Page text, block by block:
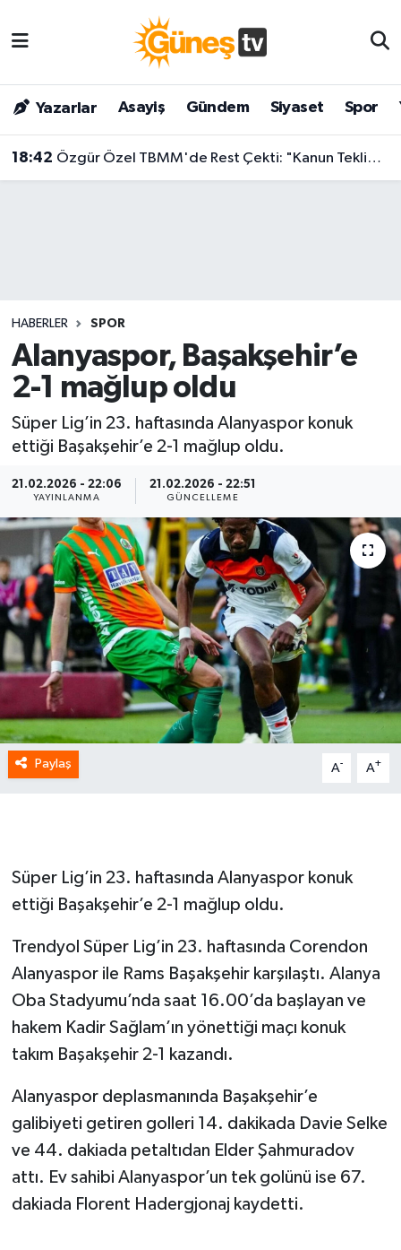
Yazarlar Asayiş Gündem Siyaset Spor
18:42 Özgür Özel TBMM'de Rest Çekti: "Kanun Teklifine İmza Atma Niyetimiz Yok!"
HABERLER SPOR
Alanyaspor, Başakşehir’e
2-1 mağlup oldu
Süper Lig’in 23. haftasında Alanyaspor konuk
ettiği Başakşehir’e 2-1 mağlup oldu.
21.02.2026 - 22:06
YAYINLANMA
21.02.2026 - 22:51
GÜNCELLEME
Paylaş A- A+
Süper Lig’in 23. haftasında Alanyaspor konuk
ettiği Başakşehir’e 2-1 mağlup oldu.
Trendyol Süper Lig’in 23. haftasında Corendon
Alanyaspor ile Rams Başakşehir karşılaştı. Alanya
Oba Stadyumu’nda saat 16.00’da başlayan ve
hakem Kadir Sağlam’ın yönettiği maçı konuk
takım Başakşehir 2-1 kazandı.
Alanyaspor deplasmanında Başakşehir’e
galibiyeti getiren golleri 14. dakikada Davie Selke
ve 44. dakiada petaltıdan Elder Şahmuradov
attı. Ev sahibi Alanyaspor’un tek golünü ise 67.
dakiada Florent Hadergjonaj kaydetti.
Bilim & Teknoloji
Dünya
Siyaset
Spor
Yaşam
Malatya Nöbetçi Eczaneler
Malatya Hava Durumu
Malatya Namaz Vakitleri
Son Dakika Haberleri
Haber Arşivi